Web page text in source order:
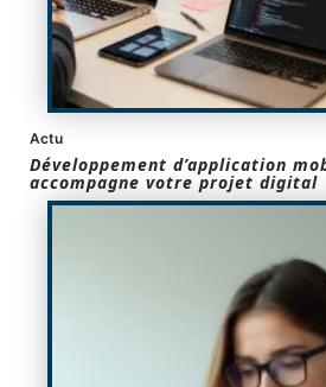
Actu
Développement d’application
accompagne votre projet digital